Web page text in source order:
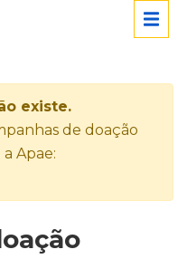
existe.
de doação
Apae: